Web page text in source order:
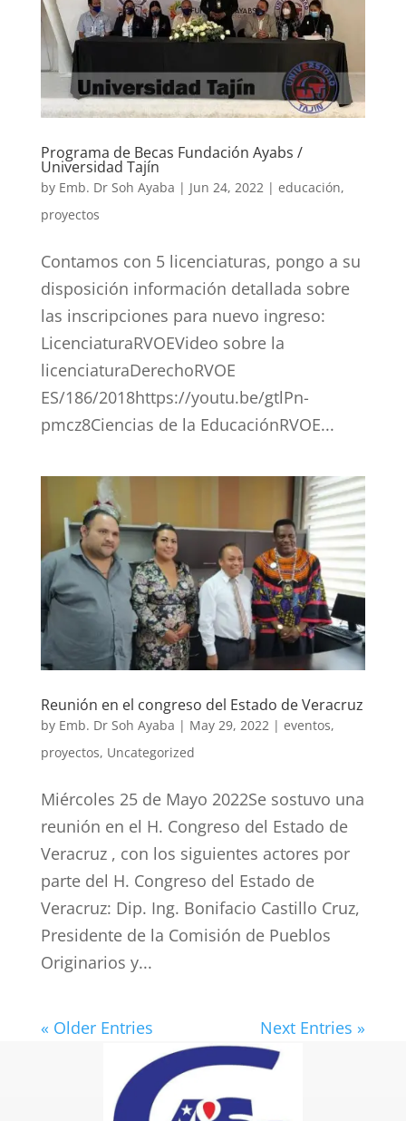
Programa de Becas Fundación Ayabs /
Universidad Tajín
by Emb. Dr Soh Ayaba | Jun 24, 2022 | educación,
proyectos
Contamos con 5 licenciaturas, pongo a su
disposición información detallada sobre
las inscripciones para nuevo ingreso:
LicenciaturaRVOEVideo sobre la
licenciaturaDerechoRVOE
ES/186/2018https://youtu.be/gtlPn-
pmcz8Ciencias de la EducaciónRVOE...
Reunión en el congreso del Estado de Veracruz
by Emb. Dr Soh Ayaba | May 29, 2022| eventos,
proyectos, Uncategorized
Miércoles 25 de Mayo 2022Se sostuvo una
reunión en el H. Congreso del Estado de
Veracruz , con los siguientes actores por
parte del H. Congreso del Estado de
Veracruz: Dip. Ing. Bonifacio Castillo Cruz,
Presidente de la Comisión de Pueblos
Originarios y...
« Older Entries Next Entries »